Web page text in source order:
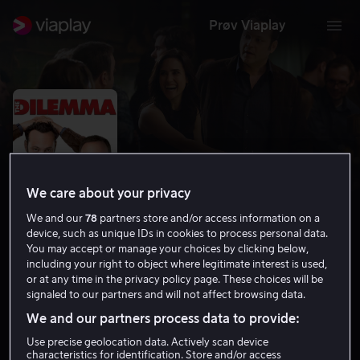
Prøv Viaplay
The Dilemma
5.3 Drama Komedie 2011 1 t 46 min
We care about your privacy
We and our78 partners store and/or access information on a
device, such as unique IDs in cookies to process personal data.
You may accept or manage your choices by clicking below,
including your right to object where legitimate interest is used,
or at any time in the privacy policy page. These choices will be
signaled to our partners and will not affect browsing data.
We and our partners process data to provide:
Use precise geolocation data. Actively scan device
characteristics for identification. Store and/or access